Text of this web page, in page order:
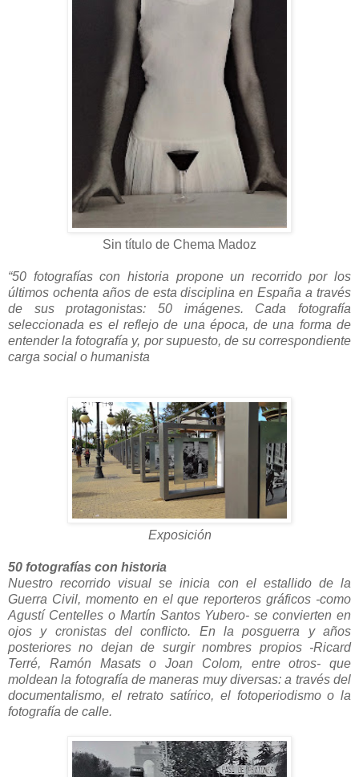
Sin título de Chema Madoz
“50 fotografías con historia propone un recorrido por los
últimos ochenta años de esta disciplina en España a través
de sus protagonistas: 50 imágenes. Cada fotografía
seleccionada es el reflejo de una época, de una forma de
entender la fotografía y, por supuesto, de su correspondiente
carga social o humanista
Exposición
50 fotografías con historia
Nuestro recorrido visual se inicia con el estallido de la
Guerra Civil, momento en el que reporteros gráficos -como
Agustí Centelles o Martín Santos Yubero- se convierten en
ojos y cronistas del conflicto. En la posguerra y años
posteriores no dejan de surgir nombres propios -Ricard
Terré, Ramón Masats o Joan Colom, entre otros- que
moldean la fotografía de maneras muy diversas: a través del
documentalismo, el retrato satírico, el fotoperiodismo o la
fotografía de calle.